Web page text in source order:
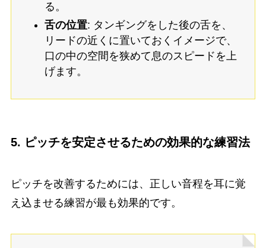
る。
舌の位置: タンギングをした後の舌を、
リードの近くに置いておくイメージで、
口の中の空間を狭めて息のスピードを上
げます。
5. ピッチを安定させるための効果的な練習法
ピッチを改善するためには、正しい音程を耳に覚
え込ませる練習が最も効果的です。